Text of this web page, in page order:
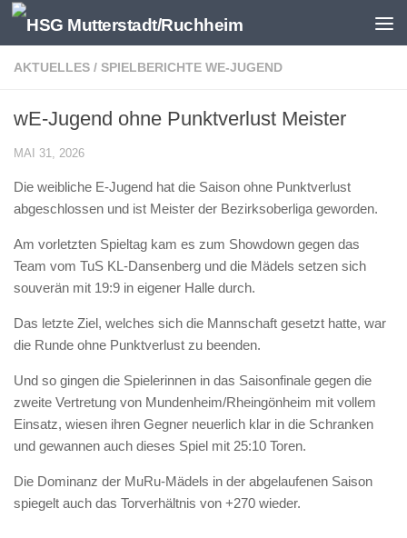
Zum Inhalt springen
AKTUELLES / SPIELBERICHTE WE-JUGEND
wE-Jugend ohne Punktverlust Meister
MAI 31, 2026
Die weibliche E-Jugend hat die Saison ohne Punktverlust
abgeschlossen und ist Meister der Bezirksoberliga geworden.
Am vorletzten Spieltag kam es zum Showdown gegen das
Team vom TuS KL-Dansenberg und die Mädels setzen sich
souverän mit 19:9 in eigener Halle durch.
Das letzte Ziel, welches sich die Mannschaft gesetzt hatte, war
die Runde ohne Punktverlust zu beenden.
Und so gingen die Spielerinnen in das Saisonfinale gegen die
zweite Vertretung von Mundenheim/Rheingönheim mit vollem
Einsatz, wiesen ihren Gegner neuerlich klar in die Schranken
und gewannen auch dieses Spiel mit 25:10 Toren.
Die Dominanz der MuRu-Mädels in der abgelaufenen Saison
spiegelt auch das Torverhältnis von +270 wieder.